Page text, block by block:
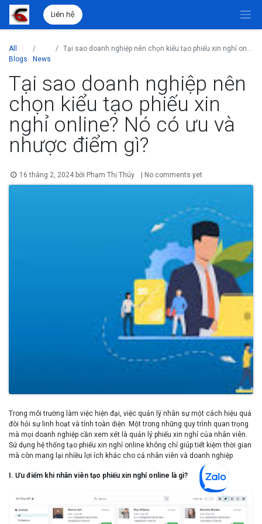
Liên hệ
All
Blogs
News
Tại sao doanh nghiệp nên chọn kiểu tạo phiếu xin nghỉ online? Nó có ưu và nhược điểm gì?
Tại sao doanh nghiệp nên
chọn kiểu tạo phiếu xin
nghỉ online? Nó có ưu và
nhược điểm gì?
16 tháng 2, 2024 bởi Phạm Thị Thúy | No comments yet
Trong môi trường làm việc hiện đại, việc quản lý nhân sự một cách hiệu quả
đòi hỏi sự linh hoạt và tính toàn diện. Một trong những quy trình quan trọng
mà mọi doanh nghiệp cần xem xét là quản lý phiếu xin nghỉ của nhân viên.
Sử dụng hệ thống tạo phiếu xin nghỉ online không chỉ giúp tiết kiệm thời gian
mà còn mang lại nhiều lợi ích khác cho cả nhân viên và doanh nghiệp
I. Ưu điểm khi nhân viên tạo phiếu xin nghỉ online là gì?